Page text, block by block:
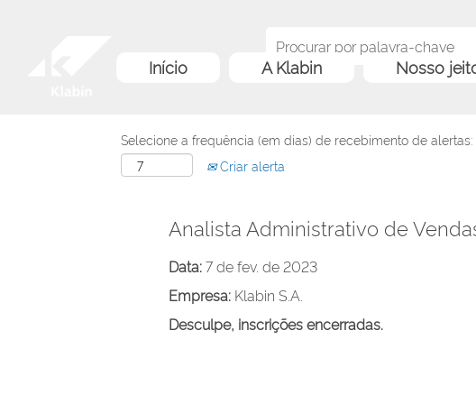
Início A Klabin Nosso
Selecione a frequência (em dias) de recebimento de alertas:
Criar alerta
Analista Administrativo de
Data:7 de fev. de 2023
Empresa: Klabin S.A.
Desculpe, inscrições encerradas.